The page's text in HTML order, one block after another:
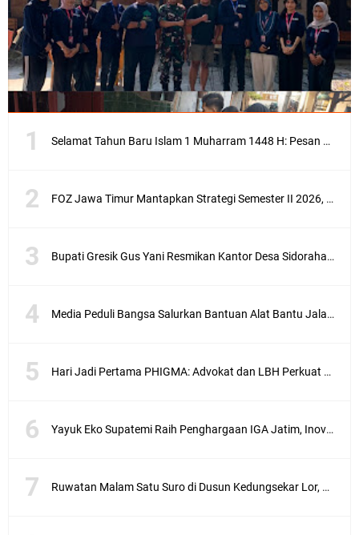
Selamat Tahun Baru Islam 1 Muharram 1448 H: Pesan Hijrah Drs. H. Husnul Aqib, M.M. untuk Negeri
FOZ Jawa Timur Mantapkan Strategi Semester II 2026, Fokus pada Penguatan SDM Amil dan Kolaborasi BerdampakNarasi
Bupati Gresik Gus Yani Resmikan Kantor Desa Sidoraharjo: Simbol Komitmen Pelayanan Publik dan Kepedulian Sosial
Media Peduli Bangsa Salurkan Bantuan Alat Bantu Jalan untuk Lansia
Hari Jadi Pertama PHIGMA: Advokat dan LBH Perkuat Soliditas di Jakarta
Yayuk Eko Supatemi Raih Penghargaan IGA Jatim, Inovasi Wayang Kulit untuk Anak Berkebutuhan Khusus
Ruwatan Malam Satu Suro di Dusun Kedungsekar Lor, Tradisi Luhur yang Terus Istiqomah